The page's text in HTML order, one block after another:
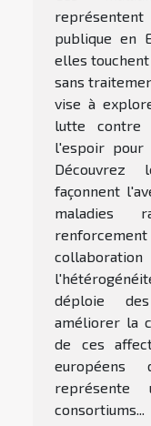
publique en
elles
sans
vise à
lutte contre
l'espoir pour
Découvrez
façonnent
maladies
déploie
améliorer la
de ces
européens
représente
consortiums...